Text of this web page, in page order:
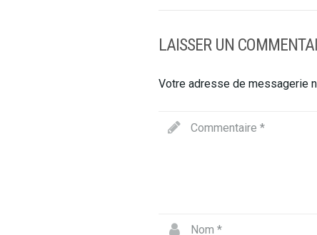
LAISSER UN
Votre adresse de messagerie